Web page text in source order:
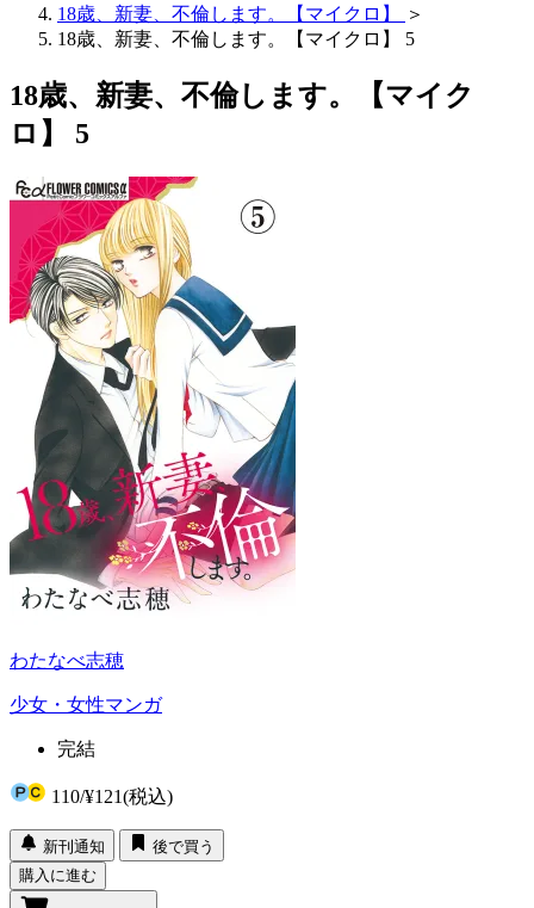
18歳、新妻、不倫します。【マイクロ】
＞
18歳、新妻、不倫します。【マイクロ】 5
18歳、新妻、不倫します。【マイク
ロ】 5
わたなべ志穂
少女・女性マンガ
完結
110/¥121(税込)
新刊通知
後で買う
購入に進む